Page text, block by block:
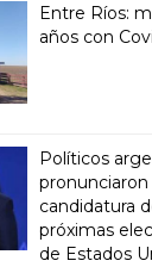
Entre Ríos:
años con
Políticos
candidatura
próximas
de Estados